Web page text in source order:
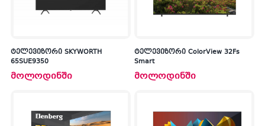
ტელევიზორი SKYWORTH
65SUE9350
მოლოდინში
ტელევიზორი ColorView 32Fs
Smart
მოლოდინში